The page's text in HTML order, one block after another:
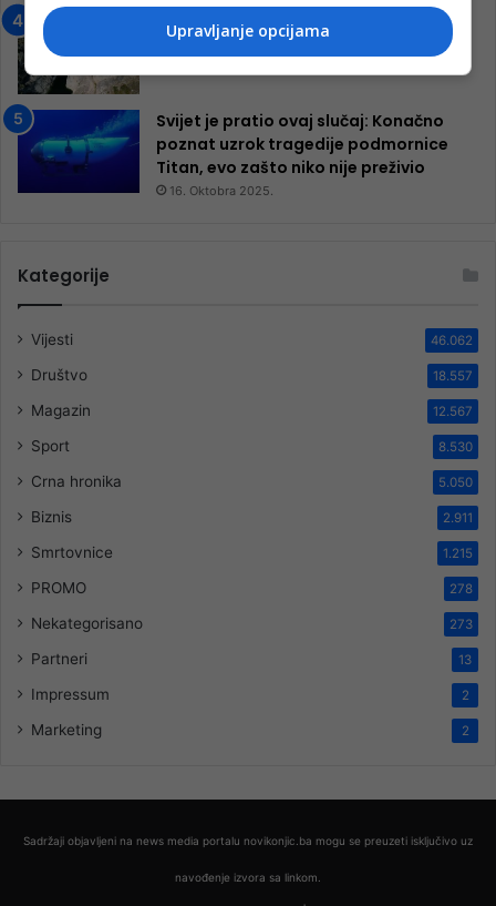
Neretva zavijena u crno
13. Augusta 2024.
Svijet je pratio ovaj slučaj: Konačno
poznat uzrok tragedije podmornice
Titan, evo zašto niko nije preživio
16. Oktobra 2025.
Kategorije
Vijesti 46.062
Društvo 18.557
Magazin 12.567
Sport 8.530
Crna hronika 5.050
Biznis 2.911
Smrtovnice 1.215
PROMO 278
Nekategorisano 273
Partneri 13
Impressum 2
Marketing 2
Sadržaji objavljeni na news media portalu novikonjic.ba mogu se preuzeti isključivo uz
navođenje izvora sa linkom.
Upravljanje opcijama